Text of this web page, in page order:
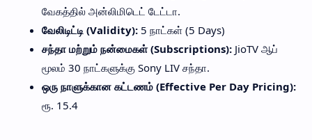
வேகத்தில் அன்லிமிடெட் டேட்டா.
வேலிடிட்டி (Validity): 5 நாட்கள் (5 Days)
சந்தா மற்றும் நன்மைகள் (Subscriptions): JioTV ஆப்
மூலம் 30 நாட்களுக்கு Sony LIV சந்தா.
ஒரு நாளுக்கான கட்டணம் (Effective Per Day Pricing):
ரூ. 15.4